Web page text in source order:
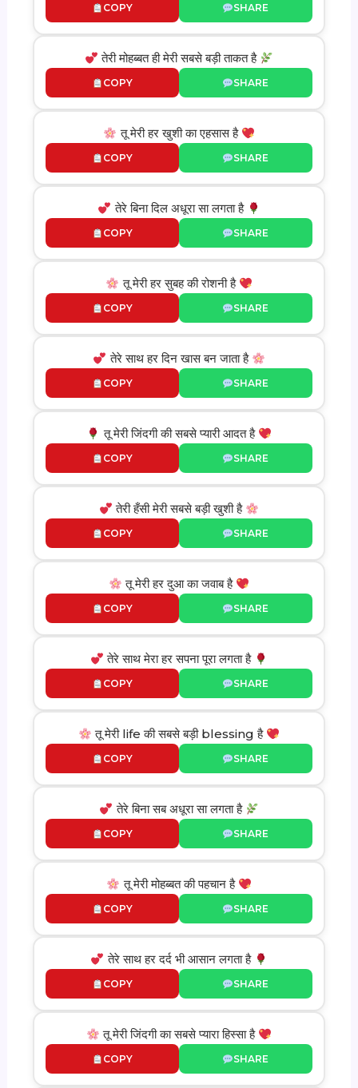
COPY SHARE
तेरी मोहब्बत ही मेरी सबसे बड़ी ताकत है
COPY SHARE
तू मेरी हर खुशी का एहसास है
COPY SHARE
तेरे बिना दिल अधूरा सा लगता है
COPY SHARE
तू मेरी हर सुबह की रोशनी है
COPY SHARE
तेरे साथ हर दिन खास बन जाता है
COPY SHARE
तू मेरी जिंदगी की सबसे प्यारी आदत है
COPY SHARE
तेरी हँसी मेरी सबसे बड़ी खुशी है
COPY SHARE
तू मेरी हर दुआ का जवाब है
COPY SHARE
तेरे साथ मेरा हर सपना पूरा लगता है
COPY SHARE
तू मेरी life की सबसे बड़ी blessing है
COPY SHARE
तेरे बिना सब अधूरा सा लगता है
COPY SHARE
तू मेरी मोहब्बत की पहचान है
COPY SHARE
तेरे साथ हर दर्द भी आसान लगता है
COPY SHARE
तू मेरी जिंदगी का सबसे प्यारा हिस्सा है
COPY SHARE